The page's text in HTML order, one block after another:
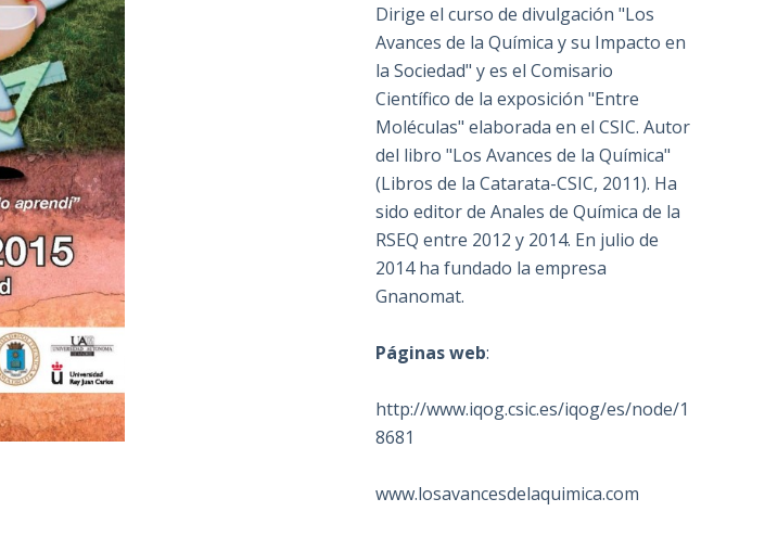
Dirige el curso de divulgación "Los
Avances de la Química y su Impacto en
la Sociedad" y es el Comisario
Científico de la exposición "Entre
Moléculas" elaborada en el CSIC. Autor
del libro "Los Avances de la Química"
(Libros de la Catarata-CSIC, 2011). Ha
sido editor de Anales de Química de la
RSEQ entre 2012 y 2014. En julio de
2014 ha fundado la empresa
Gnanomat.
Páginas web:
http://www.iqog.csic.es/iqog/es/node/1
8681
www.losavancesdelaquimica.com